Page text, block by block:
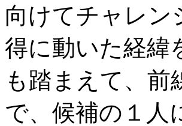
向けてチャレン
得に動いた経緯
も踏まえて、
で、候補の１人